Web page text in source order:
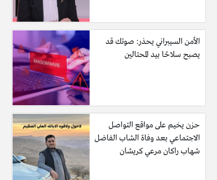
الأمن السيبراني يحذر: صوتك قد
يصبح سلاحًا بيد المحتالين
حزن يخيم على مواقع التواصل
الاجتماعي بعد وفاة الشاب الفاضل
شهاب راكان مرعي كريشان